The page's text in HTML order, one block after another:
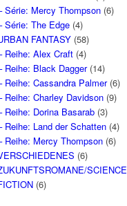
Série: Mercy Thompson (6)
Série: The Edge (4)
FANTASY (58)
Reihe: Alex Craft (4)
Reihe: Black Dagger(14)
Reihe: Cassandra Palmer(6)
Reihe: Charley Davidson (9)
Reihe: Dorina Basarab (3)
Reihe: Land der Schatten (4)
Reihe: Mercy Thompson (6)
(6)
SCIENCE
(6)